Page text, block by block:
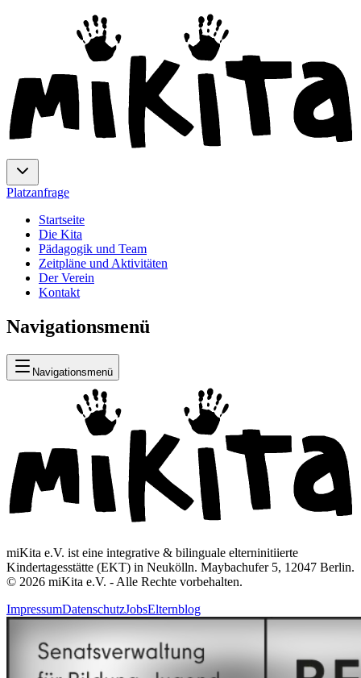
Platzanfrage
Startseite
Die Kita
Pädagogik und Team
Zeitpläne und Aktivitäten
Der Verein
Kontakt
Navigationsmenü
Navigationsmenü
miKita e.V. ist eine integrative & bilinguale elterninitiierte
Kindertagesstätte (EKT) in Neukölln. Maybachufer 5, 12047 Berlin.
© 2026 miKita e.V. - Alle Rechte vorbehalten.
ImpressumDatenschutzJobsElternblog